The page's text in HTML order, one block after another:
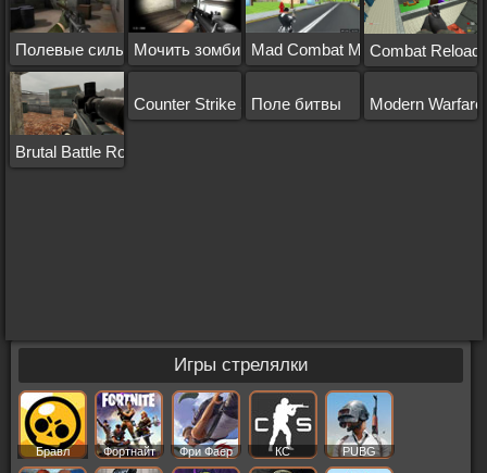
Полевые силы Мочить зомби Mad Combat Marines
Combat
Brutal Battle Royale
Counter Strike SourceПоле битвы Modern Warfare
Игры стрелялки
Бравл
Старс
Фортнайт Фри Фаер КС PUBG